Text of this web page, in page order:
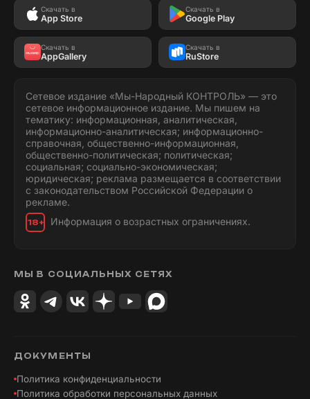
Скачать в
App Store
Скачать в
Google Play
Скачать в
AppGallery
Скачать в
RuStore
Сетевое издание «Мы-Народный КОНТРОЛЬ» — это
сетевое информационное издание. Мы пишем на
тематику: информационная, аналитическая,
информационно-аналитическая; информационно-
справочная, общественно-информационная,
общественно-политическая; политическая;
социальная; социально-экономическая;
юридическая; реклама размещается в соответствии
с законодательством Российской Федерации о
рекламе.
18+ Информация о возрастных ограничениях.
МЫ В СОЦИАЛЬНЫХ СЕТЯХ
ДОКУМЕНТЫ
Политика конфиденциальности
Политика обработки персональных данных